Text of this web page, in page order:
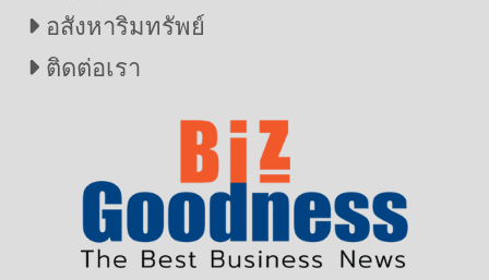
อสังหาริมทรัพย์
ติดต่อเรา